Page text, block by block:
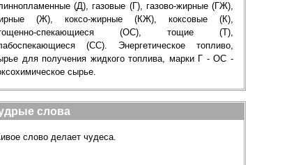
(Д), газовые (Г), газово-жирные (ГЖ),
(Ж), коксо-жирные (КЖ), коксовые (К),
спекающиеся (ОС), тощие (Т),
(СС). Энергетическое топливо,
для получения жидкого топлива, марки Г - ОС -
сырье.
слова
слово делает чудеса.